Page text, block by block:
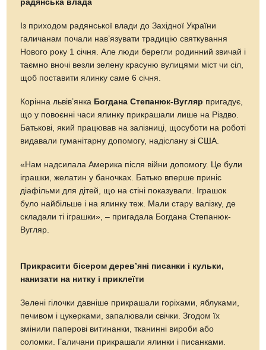
радянська влада
Із приходом радянської влади до Західної України
галичанам почали нав’язувати традицію святкування
Нового року 1 січня. Але люди берегли родинний звичай і
таємно вночі везли зелену красуню вулицями міст чи сіл,
щоб поставити ялинку саме 6 січня.
Корінна львів’янка Богдана Степанюк-Вугляр пригадує,
що у повоєнні часи ялинку прикрашали лише на Різдво.
Батькові, який працював на залізниці, щосуботи на роботі
видавали гуманітарну допомогу, надіслану зі США.
«Нам надсилала Америка після війни допомогу. Це були
іграшки, желатин у баночках. Батько вперше приніс
діафільми для дітей, що на стіні показували. Іграшок
було найбільше і на ялинку теж. Мали стару валізку, де
складали ті іграшки», – пригадала Богдана Степанюк-
Вугляр.
Прикрасити бісером дерев’яні писанки і кульки,
нанизати на нитку і приклеїти
Зелені гілочки давніше прикрашали горіхами, яблуками,
печивом і цукерками, запалювали свічки. Згодом їх
змінили паперові витинанки, тканинні вироби або
соломки. Галичани прикрашали ялинки і писанками.